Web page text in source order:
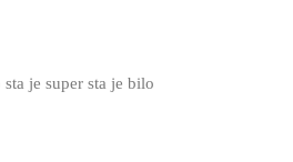
je super sta je bilo